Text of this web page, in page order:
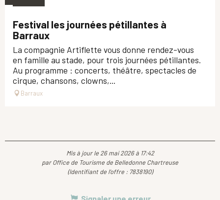
Festival les journées pétillantes à
Barraux
La compagnie Artiflette vous donne rendez-vous
en famille au stade, pour trois journées pétillantes.
Au programme : concerts, théâtre, spectacles de
cirque, chansons, clowns,...
Barraux
Mis à jour le 26 mai 2026 à 17:42
par Office de Tourisme de Belledonne Chartreuse
(Identifiant de l'offre : 7838190)